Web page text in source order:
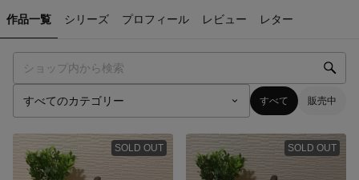
作品一覧 シリーズ プロフィール レビュー レター
すべて 販売中
SOLD OUT SOLD OUT